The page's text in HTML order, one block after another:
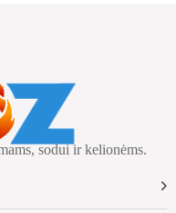
sodui ir kelionėms.